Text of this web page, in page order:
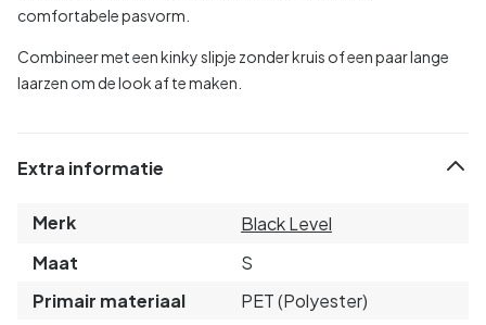
comfortabele pasvorm.
Combineer met een kinky slipje zonder kruis of een paar lange
laarzen om de look af te maken.
Extra informatie
Merk
Black Level
Maat
S
Primair materiaal
PET (Polyester)